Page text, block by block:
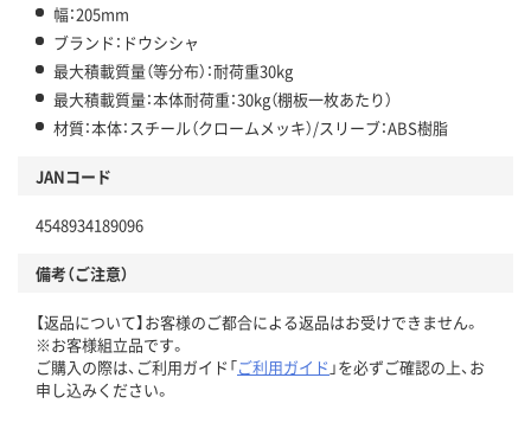
幅：205mm
ブランド：ドウシシャ
最大積載質量（等分布）：耐荷重30kg
最大積載質量：本体耐荷重：30kg（棚板一枚あたり）
材質：本体：スチール（クロームメッキ）/スリーブ：ABS樹脂
JANコード
4548934189096
備考（ご注意）
【返品について】お客様のご都合による返品はお受けできません。
※お客様組立品です。
ご購入の際は、ご利用ガイド「ご利用ガイド 」を必ずご確認の上、お
申し込みください。